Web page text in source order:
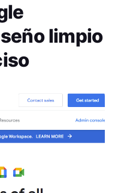
limpio